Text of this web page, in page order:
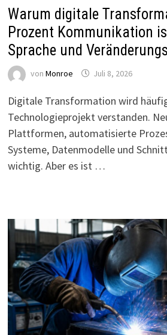
Warum digitale
Prozent Kommunikation
Sprache und
von Monroe Juli 8, 2026
Digitale Transformation wird
Technologieprojekt verstanden.
Plattformen, automatisierte
Systeme, Datenmodelle und
wichtig. Aber es ist …